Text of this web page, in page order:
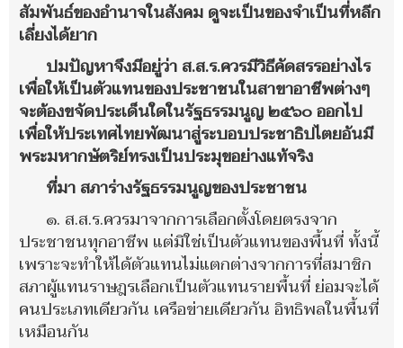
สัมพันธ์ของอำนาจในสังคม ดูจะเป็นของจำเป็นที่หลีก
เลี่ยงได้ยาก
ปมปัญหาจึงมีอยู่ว่า ส.ส.ร.ควรมีวิธีคัดสรรอย่างไร
เพื่อให้เป็นตัวแทนของประชาชนในสาขาอาชีพต่างๆ
จะต้องขจัดประเด็นใดในรัฐธรรมนูญ ๒๕๖๐ ออกไป
เพื่อให้ประเทศไทยพัฒนาสู่ระบอบประชาธิปไตยอันมี
พระมหากษัตริย์ทรงเป็นประมุขอย่างแท้จริง
ที่มา สภาร่างรัฐธรรมนูญของประชาชน
๑. ส.ส.ร.ควรมาจากการเลือกตั้งโดยตรงจาก
ประชาชนทุกอาชีพ แต่มิใช่เป็นตัวแทนของพื้นที่ ทั้งนี้
เพราะจะทำให้ได้ตัวแทนไม่แตกต่างจากการที่สมาชิก
สภาผู้แทนราษฎรเลือกเป็นตัวแทนรายพื้นที่ ย่อมจะได้
คนประเภทเดียวกัน เครือข่ายเดียวกัน อิทธิพลในพื้นที่
เหมือนกัน